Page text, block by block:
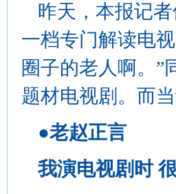
昨天，本报记
一档专门解读电
圈子的老人啊。”
题材电视剧。而
●老赵正言
我演电视剧时